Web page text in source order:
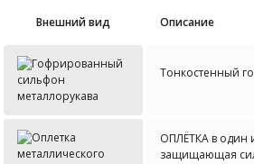
Внешний вид Описание
Тонкостенный
ОПЛЁТКА в один
защищающая